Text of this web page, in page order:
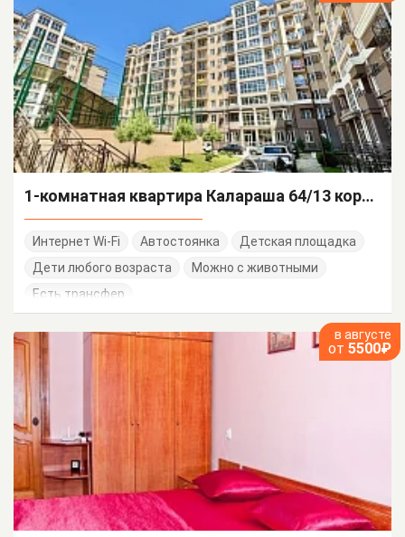
1-комнатная квартира Калараша 64/13 корп 10
Интернет Wi-Fi Автостоянка
Детская площадка
Дети любого возраста
Можно с животными
Есть трансфер
в августе
от 5500₽